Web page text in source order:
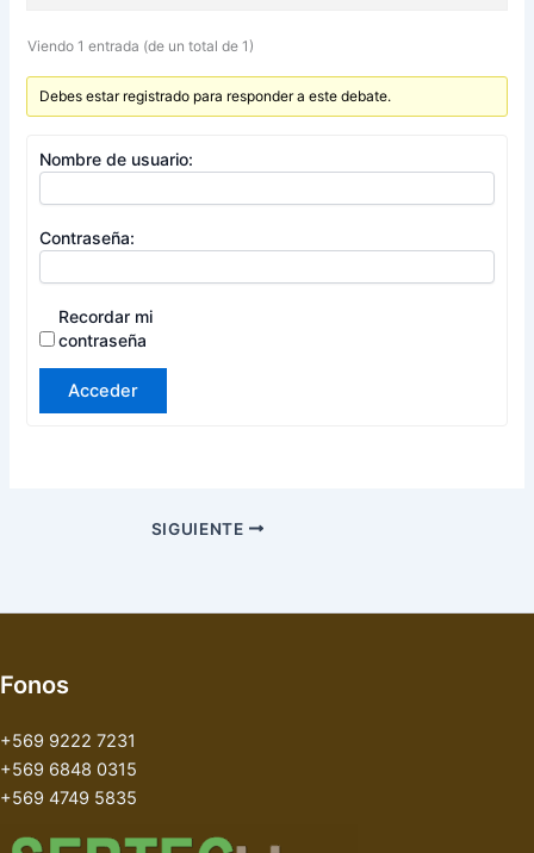
Viendo 1 entrada (de un total de 1)
Debes estar registrado para responder a este debate.
Nombre de usuario:
Contraseña:
Recordar mi
contraseña
Acceder
SIGUIENTE
Fonos
+569 9222 7231
+569 6848 0315
+569 4749 5835